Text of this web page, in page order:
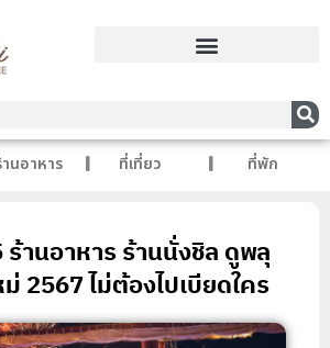
านอาหาร ที่เที่ยว ที่พัก
านอาหาร ร้านนั่งชิล ดูพลุ
2567 ไม่ต้องไปเบียดใคร